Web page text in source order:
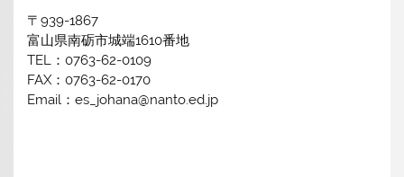
〒939-1867
富山県南砺市城端1610番地
TEL：0763-62-0109
FAX：0763-62-0170
Email：es_johana@nanto.ed.jp